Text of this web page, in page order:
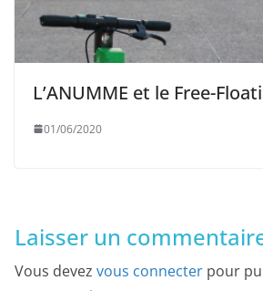
L’ANUMME et le Free-
01/06/2020
Laisser un
Vous devez vous connecter pour